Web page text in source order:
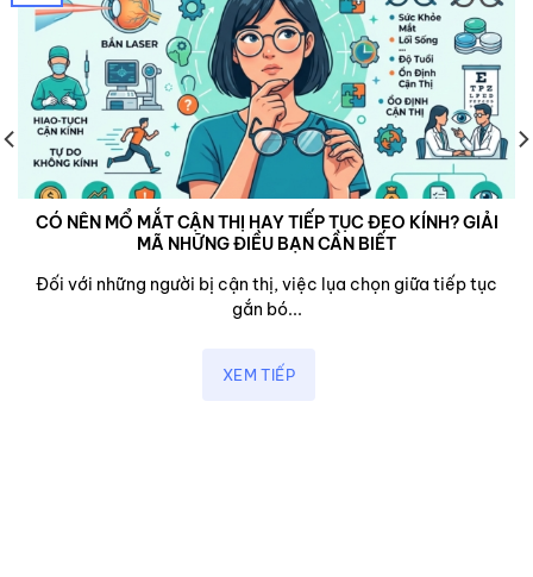
CÓ NÊN MỔ MẮT CẬN THỊ HAY TIẾP TỤC ĐEO KÍNH? GIẢI
MÃ NHỮNG ĐIỀU BẠN CẦN BIẾT
Đối với những người bị cận thị, việc lụa chọn giữa tiếp tục
gắn bó...
XEM TIẾP